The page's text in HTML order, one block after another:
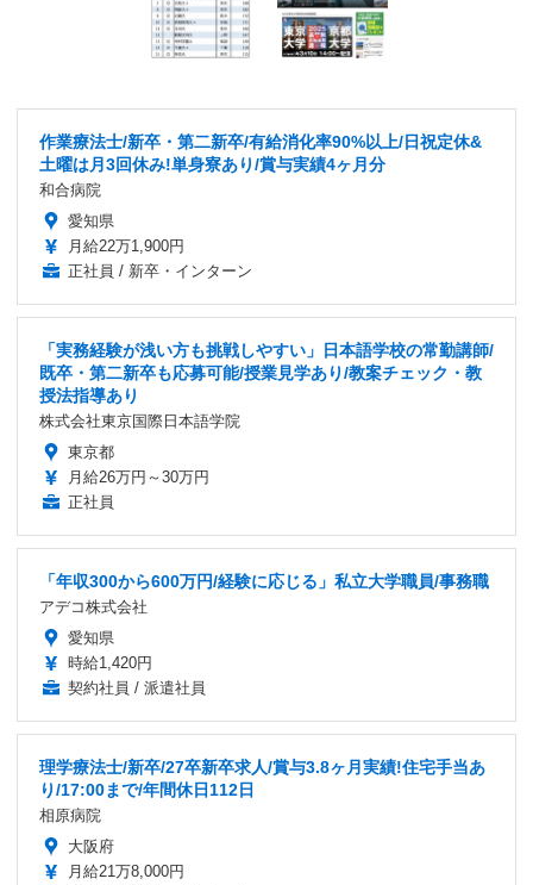
作業療法士/新卒・第二新卒/有給消化率90%以上/日祝定休&
土曜は月3回休み!単身寮あり/賞与実績4ヶ月分
和合病院
愛知県
月給22万1,900円
正社員 / 新卒・インターン
「実務経験が浅い方も挑戦しやすい」日本語学校の常勤講師/
既卒・第二新卒も応募可能/授業見学あり/教案チェック・教
授法指導あり
株式会社東京国際日本語学院
東京都
月給26万円～30万円
正社員
「年収300から600万円/経験に応じる」私立大学職員/事務職
アデコ株式会社
愛知県
時給1,420円
契約社員 / 派遣社員
理学療法士/新卒/27卒新卒求人/賞与3.8ヶ月実績!住宅手当あ
り/17:00まで/年間休日112日
相原病院
大阪府
月給21万8,000円